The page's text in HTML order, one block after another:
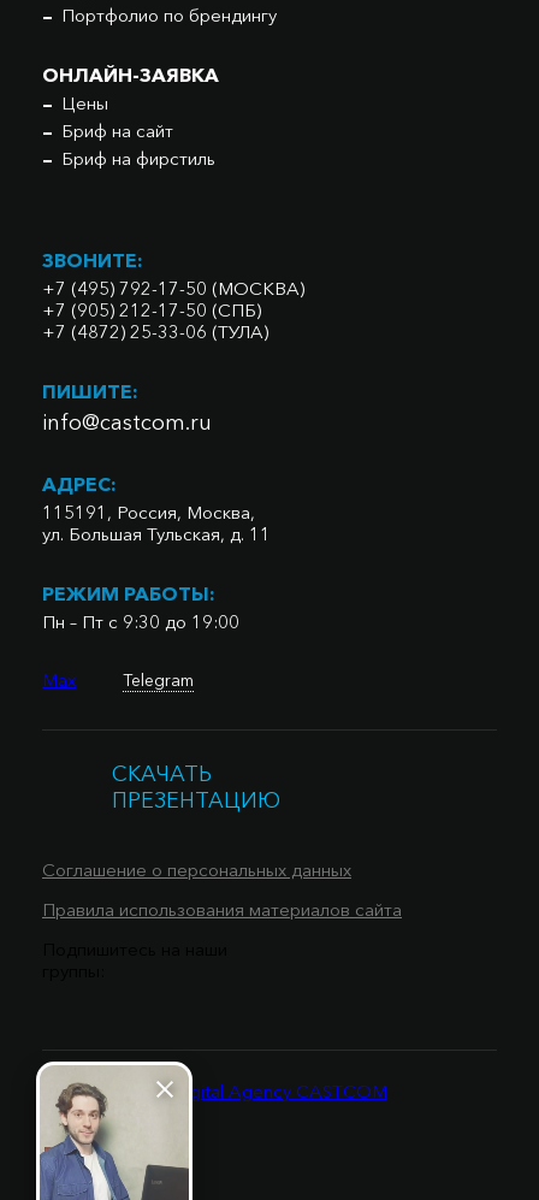
Портфолио по брендингу
ОНЛАЙН-ЗАЯВКА
Цены
Бриф на сайт
Бриф на фирстиль
ЗВОНИТЕ:
+7 (495) 792-17-50 (МОСКВА)
+7 (905) 212-17-50 (СПБ)
+7 (4872) 25-33-06 (ТУЛА)
ПИШИТЕ:
info@castcom.ru
АДРЕС:
115191, Россия, Москва,
ул. Большая Тульская, д. 11
РЕЖИМ РАБОТЫ:
Пн – Пт с 9:30 до 19:00
Max Telegram
СКАЧАТЬ
ПРЕЗЕНТАЦИЮ
Соглашение о персональных данных
Правила использования материалов сайта